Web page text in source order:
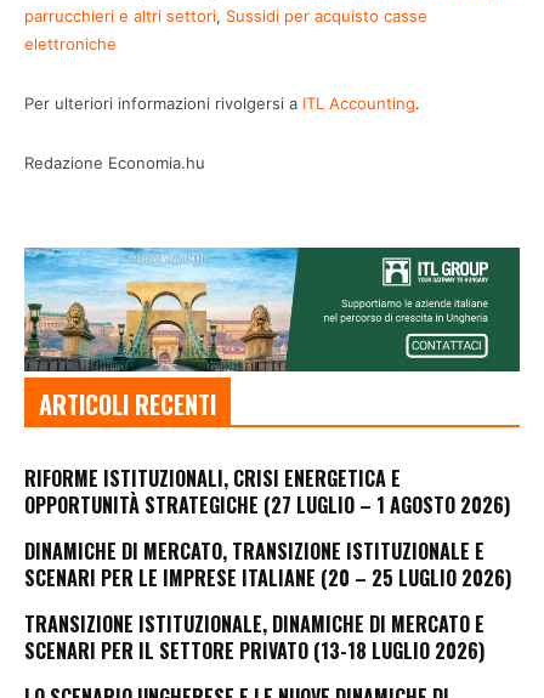
parrucchieri e altri settori, Sussidi per acquisto casse
elettroniche
Per ulteriori informazioni rivolgersi a ITL Accounting.
Redazione Economia.hu
ARTICOLI RECENTI
RIFORME ISTITUZIONALI, CRISI ENERGETICA E
OPPORTUNITÀ STRATEGICHE (27 LUGLIO – 1 AGOSTO 2026)
DINAMICHE DI MERCATO, TRANSIZIONE ISTITUZIONALE E
SCENARI PER LE IMPRESE ITALIANE (20 – 25 LUGLIO 2026)
TRANSIZIONE ISTITUZIONALE, DINAMICHE DI MERCATO E
SCENARI PER IL SETTORE PRIVATO (13-18 LUGLIO 2026)